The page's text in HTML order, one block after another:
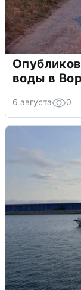
воды в
6 августа 0